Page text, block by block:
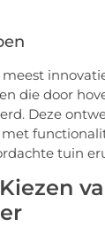
die door
Deze
tuin